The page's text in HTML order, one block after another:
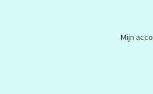
Mijn